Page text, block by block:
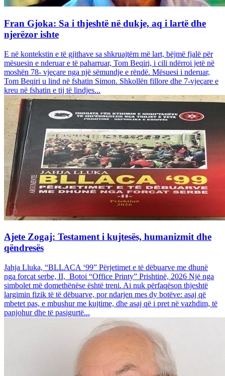
Fran Gjoka: Sa i thjeshtë në dukje, aq i lartë dhe
njerëzor ishte
E në kontekstin e të gjithave sa shkruajtëm më lart, bëjmë fjalë për
mësuesin e nderuar e të paharruar, Tom Beqiri, i cili ndërroi jetë në
moshën 78- vjeçare nga një sëmundje e rëndë. Mësuesi i nderuar,
Tom Beqiri u lind në fshatin Simon. Shkollën fillore dhe 7-vjeçare e
kreu në fshatin e tij të lindjes...
Ajete Zogaj: Testament i kujtesës, humanizmit dhe
qëndresës
Jahja Lluka, “BLLACA ‘99” Përjetimet e të dëbuarve me dhunë
nga forcat serbe, II, Botoi “Office Printy” Prishtinë, 2026 Një nga
simbolet më domethënëse është treni. Ai nuk përfaqëson thjeshtë
largimin fizik të të dëbuarve, por ndarjen mes dy botëve: asaj që
mbetet pas, e mbushur me kujtime, dhe asaj që i pret në vazhdim, të
panjohur dhe të pasigurtë...